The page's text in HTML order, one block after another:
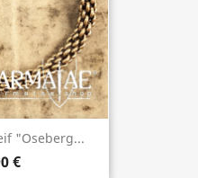
"Oseberg...
€